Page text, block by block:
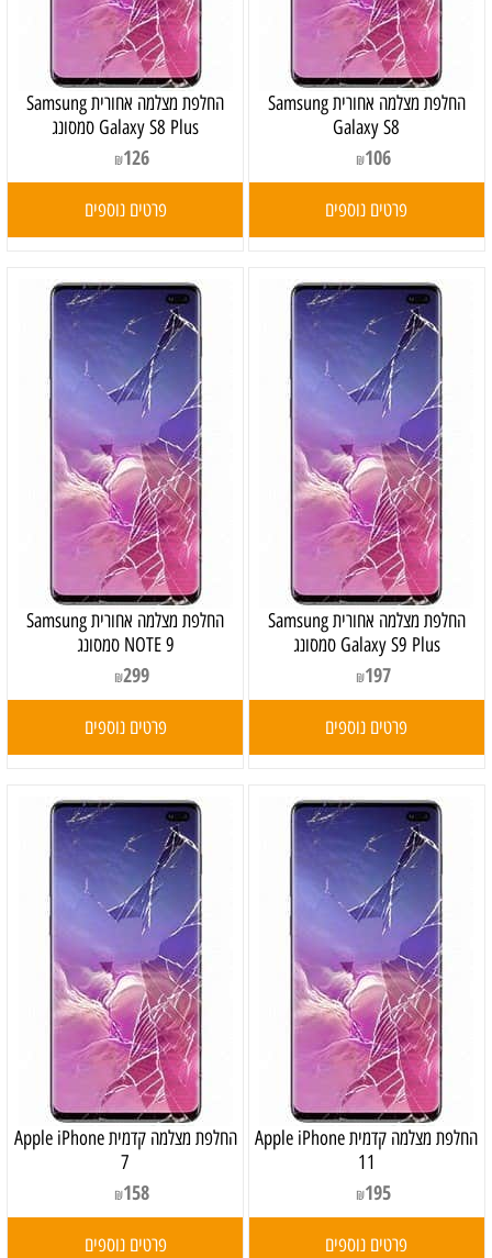
החלפת מצלמה אחורית Samsung
Galaxy S8
₪106
פרטים נוספים
‏החלפת מצלמה אחורית Samsung
Galaxy S8 Plus סמסונג
₪126
פרטים נוספים
‏החלפת מצלמה אחורית Samsung
Galaxy S9 Plus סמסונג
₪197
פרטים נוספים
‏החלפת מצלמה אחורית Samsung
NOTE 9 סמסונג
₪299
פרטים נוספים
החלפת מצלמה קדמית Apple iPhone
11
₪195
פרטים נוספים
החלפת מצלמה קדמית Apple iPhone
7
₪158
פרטים נוספים